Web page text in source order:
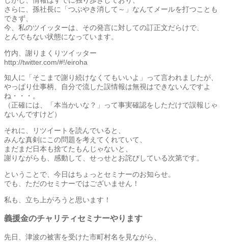
さらに、孫社長に「つぶやき消して～」なんてメールを打つことも
できず、
今、私のツイッターは、その発言に対しての訂正文だらけで、
とんでもない状態になっています。
竹内、謝りまくりツイッター
http://twitter.com/#!/eiroha
知人に「そこまで謝り続けなくてもいいよ」って言われましたが、
やっぱり仕事柄、自分で流した誤情報は無視はできないんですよ
ね・・・。
（正確には、「本当かいな？」って事実確認をしただけで誤報じゃ
ないんですけど）
それに、リツイートを読んでいると、
みんな真剣にこの問題を考えてくれていて、
まだまだ日本も捨てたもんじゃないと、
謝りながらも、感動して、せっせとお詫びしている次第です。
ということで、今日はちょっとセミナーのお知らせ。
でも、ただのセミナーではございません！
私も、立ち上がろうと思います！
義援金のチャリティセミナーやります
先日、津波の被害を受けた市町村名を見ながら、